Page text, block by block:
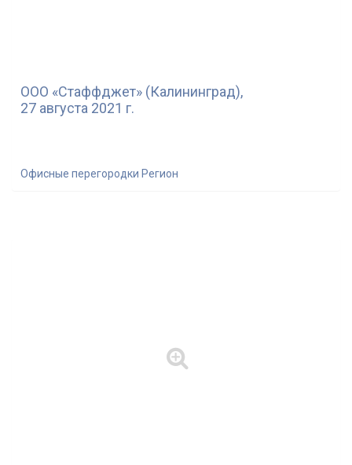
ООО «Стаффджет» (Калининград),
27 августа 2021 г.
Офисные перегородки Регион